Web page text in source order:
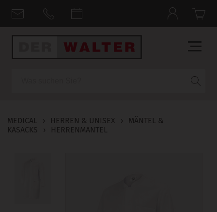
MEDICAL › HERREN & UNISEX ›
MÄNTEL &
KASACKS
› HERRENMANTEL